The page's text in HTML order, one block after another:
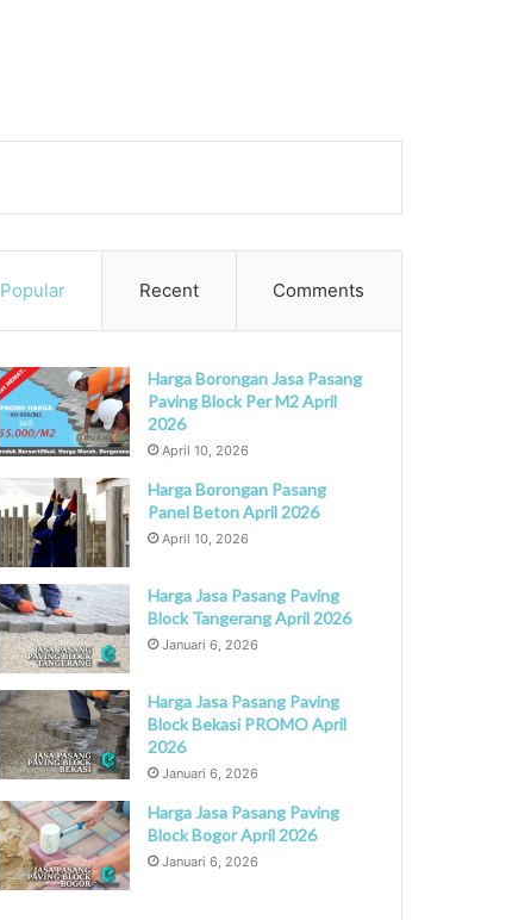
Popular Recent Comments
Harga Borongan Jasa Pasang
Paving Block Per M2 April
2026
April 10, 2026
Harga Borongan Pasang
Panel Beton April 2026
April 10, 2026
Harga Jasa Pasang Paving
Block Tangerang April 2026
Januari 6, 2026
Harga Jasa Pasang Paving
Block Bekasi PROMO April
2026
Januari 6, 2026
Harga Jasa Pasang Paving
Block Bogor April 2026
Januari 6, 2026